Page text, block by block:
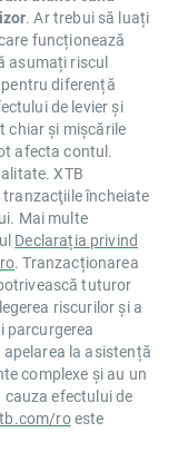
. Ar trebui să luați
funcționează
asumați riscul
diferență
de levier și
chiar și mișcările
afecta contul.
XTB
încheiate
Mai multe
Declarația privind
. Tranzacționarea
tuturor
riscurilor și a
parcurgerea
la asistență
complexe și au un
cauza efectului de
roeste